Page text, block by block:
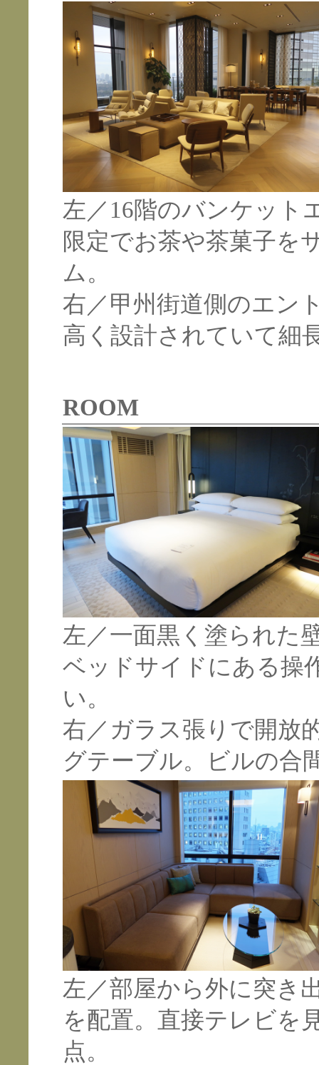
左／16階のバンケット
限定でお茶や茶菓子を
ム。
右／甲州街道側のエン
高く設計されていて細
ROOM
左／一面黒く塗られた
ベッドサイドにある操
い。
右／ガラス張りで開放
グテーブル。ビルの合
左／部屋から外に突き
を配置。直接テレビを
点。